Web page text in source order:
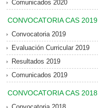
Comunicados 2020
CONVOCATORIA CAS 2019
Convocatoria 2019
Evaluación Curricular 2019
Resultados 2019
Comunicados 2019
CONVOCATORIA CAS 2018